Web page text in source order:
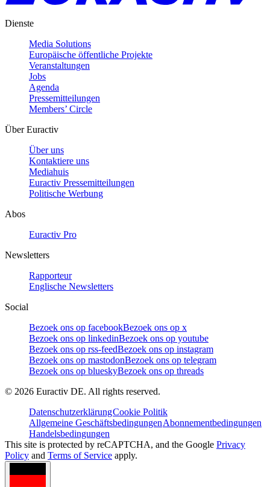
Dienste
Media Solutions
Europäische öffentliche Projekte
Veranstaltungen
Jobs
Agenda
Pressemitteilungen
Members’ Circle
Über Euractiv
Über uns
Kontaktiere uns
Mediahuis
Euractiv Pressemitteilungen
Politische Werbung
Abos
Euractiv Pro
Newsletters
Rapporteur
Englische Newsletters
Social
Bezoek ons op facebookBezoek ons op x
Bezoek ons op linkedinBezoek ons op youtube
Bezoek ons op rss-feedBezoek ons op instagram
Bezoek ons op mastodonBezoek ons op telegram
Bezoek ons op blueskyBezoek ons op threads
© 2026 Euractiv DE. All rights reserved.
DatenschutzerklärungCookie Politik
Allgemeine GeschäftsbedingungenAbonnementbedingungen
Handelsbedingungen
This site is protected by reCAPTCHA, and the Google Privacy
Policy and Terms of Service apply.